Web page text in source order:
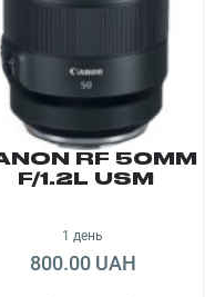
RF 50MM
F/1.2L USM
1 день
800.00 UAH